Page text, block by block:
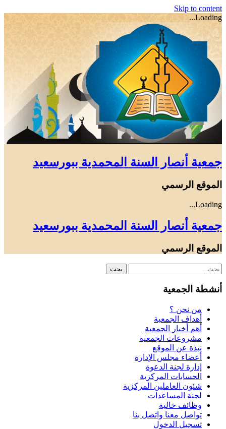
Skip to content
Loading...
جمعية أنصار السنة المحمدية ببورسعيد
الموقع الرسمي
Loading...
جمعية أنصار السنة المحمدية ببورسعيد
الموقع الرسمي
أنشطة الجمعية
من نحن ؟
أهداف الجمعية
أهم أخبار الجمعية
مشروعات الجمعية
نبذة عن الموقع
أعضاء مجلس الإدارة
إدارة لجنة الدعوة
الحسابات المركزية
شئون العاملين المركزية
لجنة المساعدات
وظائف خالية
تواصل معنا واتصل بنا
تسجيل الدخول